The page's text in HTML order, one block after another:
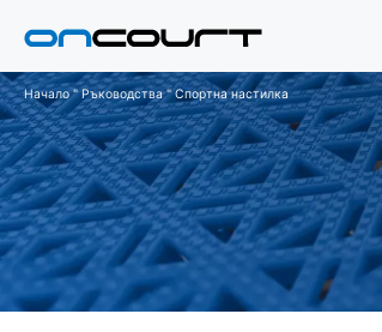
към
Начало"Ръководства"Спортна настилка